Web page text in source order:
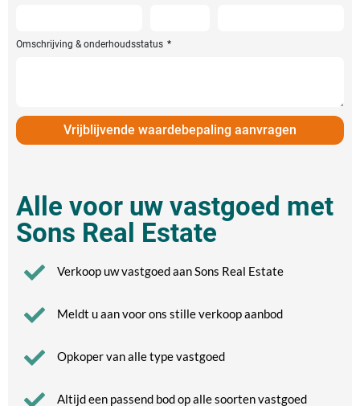
Omschrijving & onderhoudsstatus
Vrijblijvende waardebepaling aanvragen
Alle voor uw vastgoed met
Sons Real Estate
Verkoop uw vastgoed aan Sons Real Estate
Meldt u aan voor ons stille verkoop aanbod
Opkoper van alle type vastgoed
Altijd een passend bod op alle soorten vastgoed